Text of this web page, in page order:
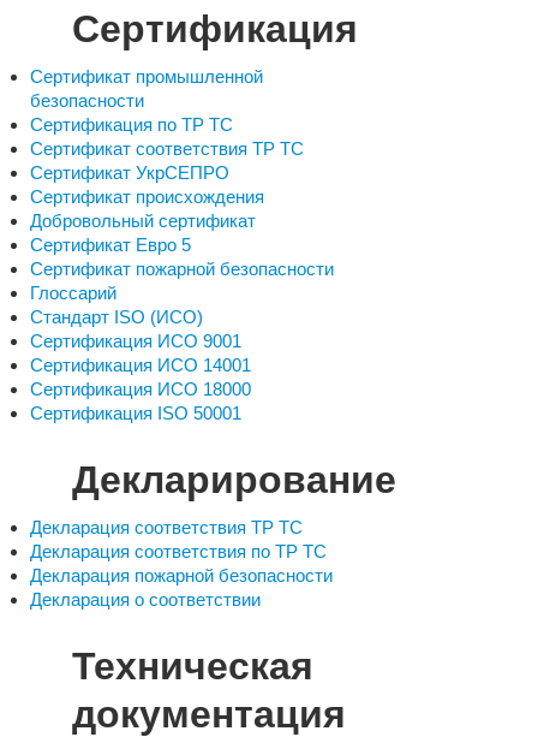
Сертификация
Сертификат промышленной
безопасности
Сертификация по ТР ТС
Сертификат соответствия ТР ТС
Сертификат УкрСЕПРО
Сертификат происхождения
Добровольный сертификат
Сертификат Евро 5
Сертификат пожарной безопасности
Глоссарий
Стандарт ISO (ИСО)
Сертификация ИСО 9001
Сертификация ИСО 14001
Сертификация ИСО 18000
Сертификация ISO 50001
Декларирование
Декларация соответствия ТР ТС
Декларация соответствия по ТР ТС
Декларация пожарной безопасности
Декларация о соответствии
Техническая
документация